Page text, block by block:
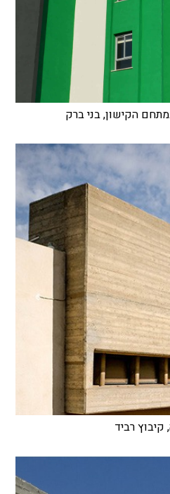
הקישון, בני ברק
קיבוץ רביד